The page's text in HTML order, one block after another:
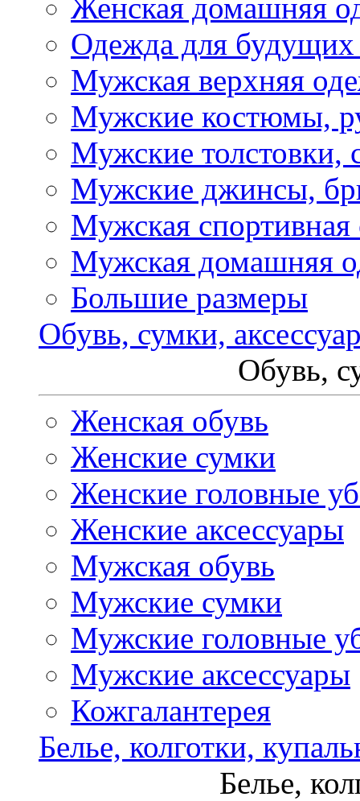
Женская домашняя
Одежда для
Мужская верхняя
Мужские костюмы,
Мужские толстовки,
Мужские джинсы,
Мужская спортивная
Мужская домашняя
Большие размеры
Обувь, сумки,
Обувь,
Женская обувь
Женские сумки
Женские головные
Женские аксессуары
Мужская обувь
Мужские сумки
Мужские головные
Мужские аксессуары
Кожгалантерея
Белье, колготки,
Белье,